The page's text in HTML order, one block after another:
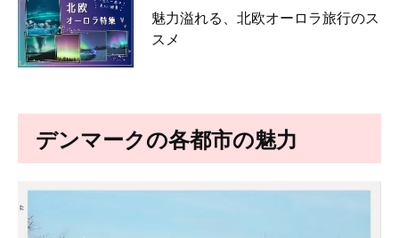
魅力溢れる、北欧オーロラ旅行のス
スメ
デンマークの各都市の魅力